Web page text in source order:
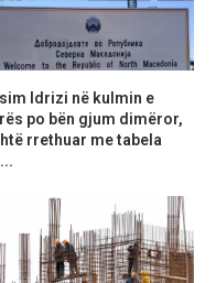
Idrizi në kulmin e
po bën gjum dimëror,
rrethuar me tabela